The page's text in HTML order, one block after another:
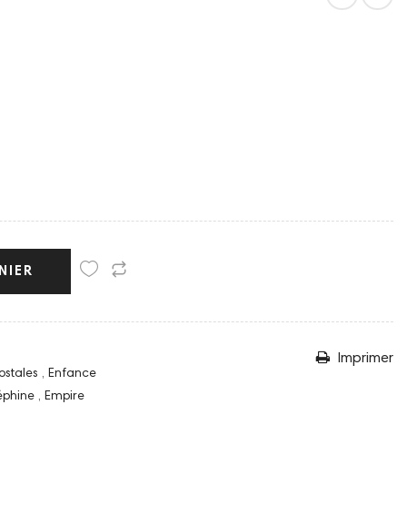
Imprimer
, Enfance
, Empire